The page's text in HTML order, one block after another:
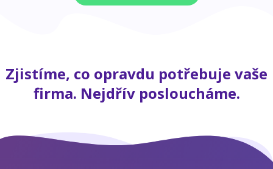
Zjistíme, co opravdu potřebuje vaše
firma. Nejdřív posloucháme.